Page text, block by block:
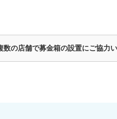
数の店舗で募金箱の設置にご協力